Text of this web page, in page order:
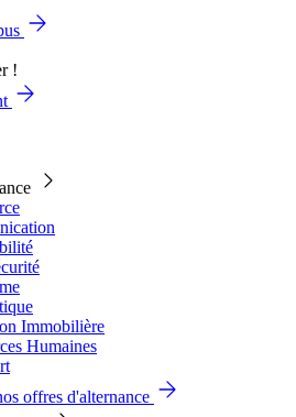
!
Immobilière
Humaines
offres d'alternance